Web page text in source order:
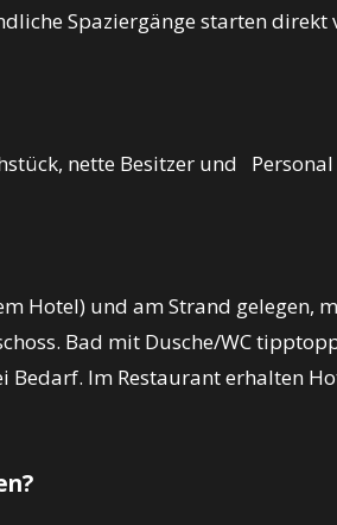
Spaziergänge starten
nette Besitzer und
Hotel) und am Strand gelegen,
Bad mit Dusche/WC
Im Restaurant erhalten